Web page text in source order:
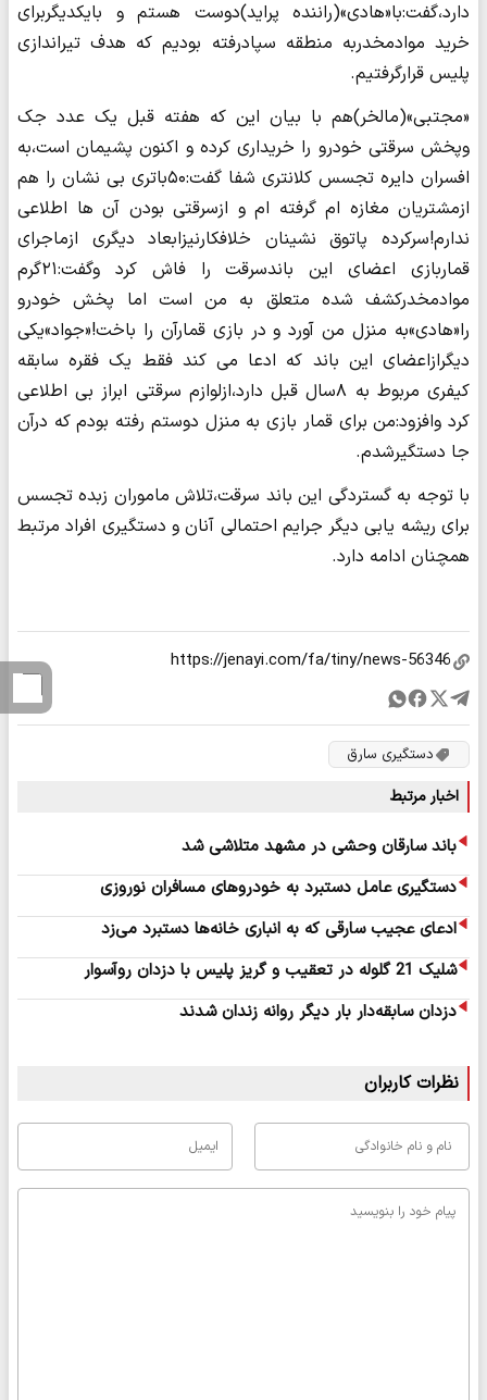
دارد،گفت:با«هادی»(راننده پراید)دوست هستم و بایکدیگربرای
خرید موادمخدربه منطقه سپادرفته بودیم که هدف تیراندازی
پلیس قرارگرفتیم.
«مجتبی»(مالخر)هم با بیان این که هفته قبل یک عدد جک
وپخش سرقتی خودرو را خریداری کرده و اکنون پشیمان است،به
افسران دایره تجسس کلانتری شفا گفت:۵۰باتری بی نشان را هم
ازمشتریان مغازه ام گرفته ام و ازسرقتی بودن آن ها اطلاعی
ندارم!سرکرده پاتوق نشینان خلافکارنیزابعاد دیگری ازماجرای
قماربازی اعضای این باندسرقت را فاش کرد وگفت:۲۱گرم
موادمخدرکشف شده متعلق به من است اما پخش خودرو
را«هادی»به منزل من آورد و در بازی قمارآن را باخت!«جواد»یکی
دیگرازاعضای این باند که ادعا می کند فقط یک فقره سابقه
کیفری مربوط به ۸سال قبل دارد،ازلوازم سرقتی ابراز بی اطلاعی
کرد وافزود:من برای قمار بازی به منزل دوستم رفته بودم که درآن
جا دستگیرشدم.
با توجه به گستردگی این باند سرقت،تلاش ماموران زبده تجسس
برای ریشه یابی دیگر جرایم احتمالی آنان و دستگیری افراد مرتبط
همچنان ادامه دارد.
دستگیری سارق
اخبار مرتبط
باند سارقان وحشی در مشهد متلاشی شد
دستگیری عامل دستبرد به خودروهای مسافران نوروزی
ادعای عجیب سارقی که به انباری خانه‌ها دستبرد می‌زد
شلیک 21 گلوله در تعقیب و گریز پلیس با دزدان روآسوار
دزدان سابقه‌دار بار دیگر روانه زندان شدند
نظرات کاربران